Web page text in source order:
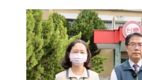
不僅展現臺南在土地開發
上的卓越成果，也反映市
韌性城市與永續發展的具